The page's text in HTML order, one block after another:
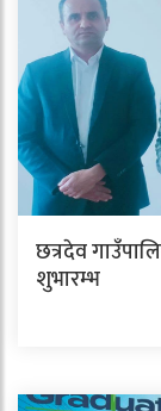
छत्रदेव
शुभारम्भ